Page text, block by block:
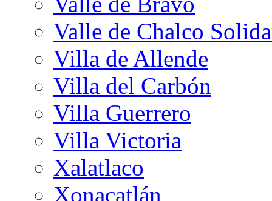
Valle de Chalco
Villa de Allende
Villa del Carbón
Villa Guerrero
Villa Victoria
Xalatlaco
Xonacatlán